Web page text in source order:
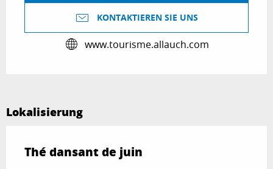
KONTAKTIEREN SIE UNS
www.tourisme.allauch.com
Lokalisierung
Thé dansant de juin